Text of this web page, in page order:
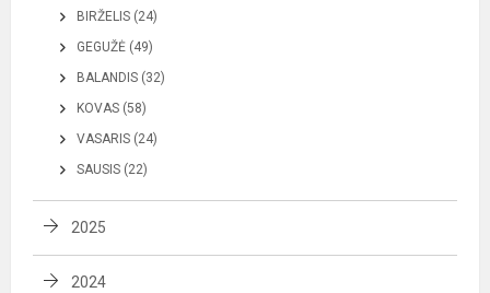
BIRŽELIS (24)
GEGUŽĖ (49)
BALANDIS (32)
KOVAS (58)
VASARIS (24)
SAUSIS (22)
2025
2024